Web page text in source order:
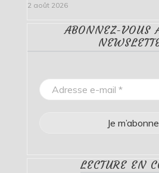
2 août 2026
ABONNEZ-VOUS
LECTURE EN